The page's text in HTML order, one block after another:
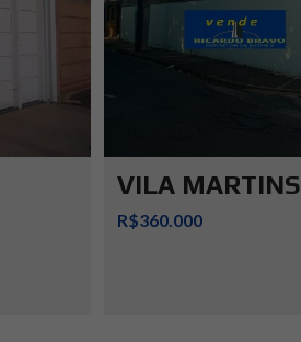
VILA MARTINS
R$360.000